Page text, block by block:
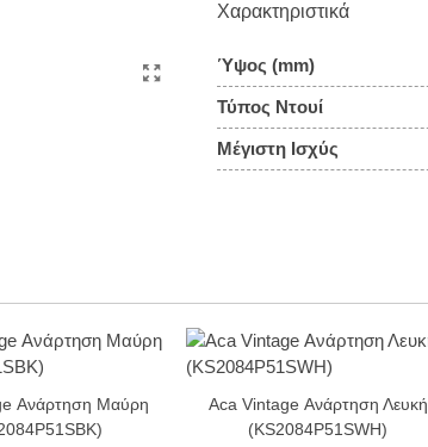
Χαρακτηριστικά
Ύψος (mm)
Τύπος Ντουί
Μέγιστη Ισχύς
Ανάρτηση Μαύρη
-15%
Aca Vintage Ανάρτηση Λευκή
(KS2084P51SWH)